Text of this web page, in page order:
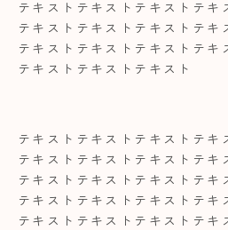
テキストテキストテキストテキ
テキストテキストテキストテキ
テキストテキストテキストテキ
テキストテキストテキスト
テキストテキストテキストテキ
テキストテキストテキストテキ
テキストテキストテキストテキ
テキストテキストテキストテキ
テキストテキストテキストテキ